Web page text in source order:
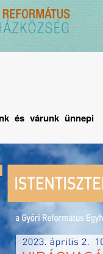
és várunk ünnepi